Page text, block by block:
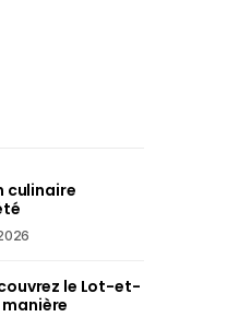
culinaire
le Lot-et-